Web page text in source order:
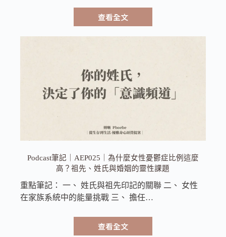
查看全文
Podcast筆記｜AEP025｜為什麼女性憂鬱症比例這麼
高？祖先、姓氏與婚姻的靈性課題
重點筆記： 一、 姓氏與祖先印記的關聯 二、 女性
在家族系統中的能量挑戰 三、 擔任…
查看全文